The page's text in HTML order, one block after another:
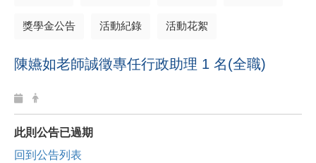
獎學金公告 活動紀錄 活動花絮
陳嬿如老師誠徵專任行政助理 1 名(全職)
此則公告已過期
回到公告列表